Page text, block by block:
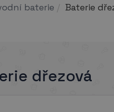
baterie Baterie
dřezová